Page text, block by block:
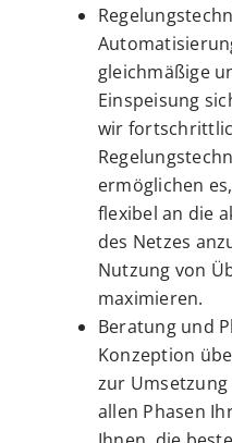
gleichmäßige
Einspeisung
wir
ermöglichen
flexibel an die
des Netzes
Nutzung von
maximieren.
Beratung und
Konzeption
zur
allen Phasen